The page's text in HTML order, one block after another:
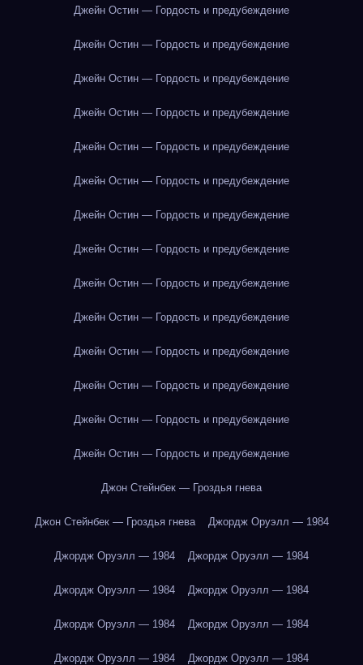
Джейн Остин — Гордость и предубеждение
Джейн Остин — Гордость и предубеждение
Джейн Остин — Гордость и предубеждение
Джейн Остин — Гордость и предубеждение
Джейн Остин — Гордость и предубеждение
Джейн Остин — Гордость и предубеждение
Джейн Остин — Гордость и предубеждение
Джейн Остин — Гордость и предубеждение
Джейн Остин — Гордость и предубеждение
Джейн Остин — Гордость и предубеждение
Джейн Остин — Гордость и предубеждение
Джейн Остин — Гордость и предубеждение
Джейн Остин — Гордость и предубеждение
Джейн Остин — Гордость и предубеждение
Джон Стейнбек — Гроздья гнева
Джон Стейнбек — Гроздья гнева Джордж Оруэлл — 1984
Джордж Оруэлл — 1984 Джордж Оруэлл — 1984
Джордж Оруэлл — 1984 Джордж Оруэлл — 1984
Джордж Оруэлл — 1984 Джордж Оруэлл — 1984
Джордж Оруэлл — 1984 Джордж Оруэлл — 1984